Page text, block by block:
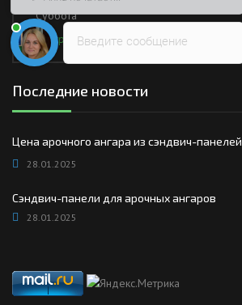
Суббота
Воскресение
Последние новости
Цена арочного ангара из сэндвич-панелей
28.01.2025
Сэндвич-панели для арочных ангаров
28.01.2025
Введите сообщение